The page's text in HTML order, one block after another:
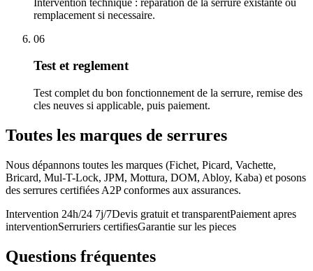
remplacement si necessaire.
06
Test et reglement
Test complet du bon fonctionnement de la serrure, remise des
cles neuves si applicable, puis paiement.
Toutes les marques de serrures
Nous dépannons toutes les marques (Fichet, Picard, Vachette,
Bricard, Mul-T-Lock, JPM, Mottura, DOM, Abloy, Kaba) et posons
des serrures certifiées A2P conformes aux assurances.
Intervention 24h/24 7j/7Devis gratuit et transparentPaiement apres
interventionSerruriers certifiesGarantie sur les pieces
Questions fréquentes